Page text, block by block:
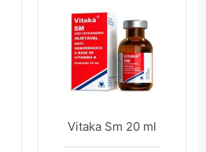
Vitaka Sm 20 ml